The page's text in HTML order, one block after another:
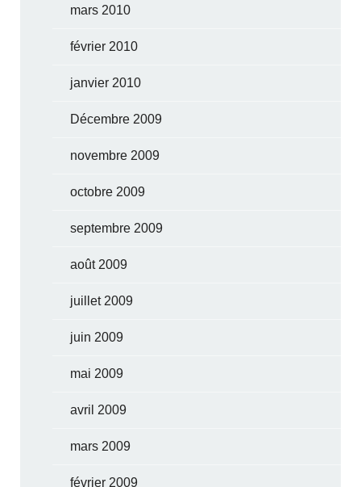
mars 2010
février 2010
janvier 2010
Décembre 2009
novembre 2009
octobre 2009
septembre 2009
août 2009
juillet 2009
juin 2009
mai 2009
avril 2009
mars 2009
février 2009